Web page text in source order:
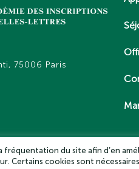
75006 Paris
fréquentation du site afin d’en
Certains cookies sont